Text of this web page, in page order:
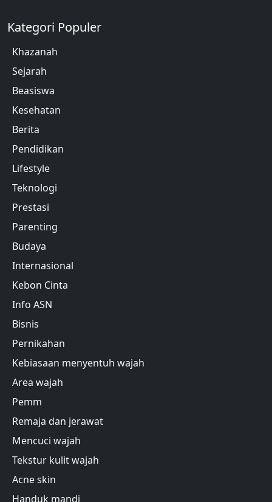
Kategori Populer
Khazanah
Sejarah
Beasiswa
Kesehatan
Berita
Pendidikan
Lifestyle
Teknologi
Prestasi
Parenting
Budaya
Internasional
Kebon Cinta
Info ASN
Bisnis
Pernikahan
Kebiasaan menyentuh wajah
Area wajah
Pemm
Remaja dan jerawat
Mencuci wajah
Tekstur kulit wajah
Acne skin
Handuk mandi